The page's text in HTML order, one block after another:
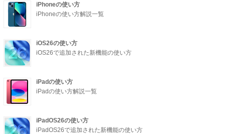
iPhoneの使い方
iPhoneの使い方解説一覧
iOS26の使い方
iOS26で追加された新機能の使い方
iPadの使い方
iPadの使い方解説一覧
iPadOS26の使い方
iPadOS26で追加された新機能の使い方